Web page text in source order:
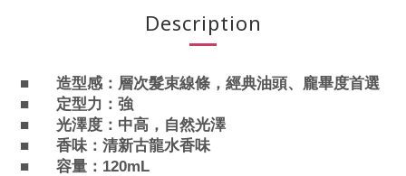
Description
■ 造型感： 層次髮束線條，經典油頭、龐畢度首選
■
定型力： 強
■
光澤度： 中高，自然光澤
■
香味： 清新古龍水香味
■
容量：120mL